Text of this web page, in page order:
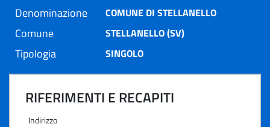
Denominazione COMUNE DI STELLANELLO
Comune STELLANELLO (SV)
Tipologia SINGOLO
RIFERIMENTI E RECAPITI
Indirizzo